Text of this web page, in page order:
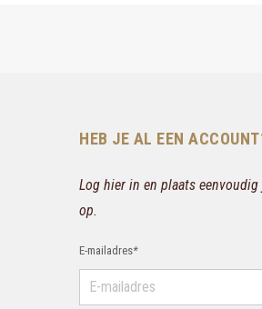
HEB JE AL EEN
Log hier in en plaats
op.
E-mailadres*